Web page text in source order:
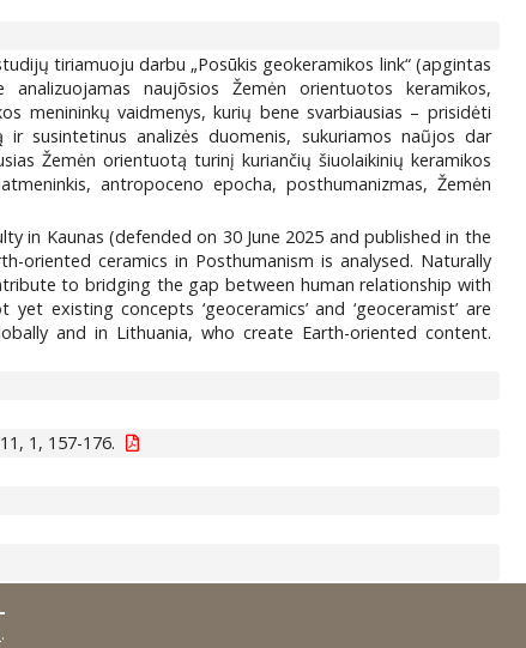
tiriamuoju darbu „Posūkis geokeramikos link“ (apgintas
naujõsios Žemėn orientuotos keramikos,
menininkų vaidmenys, kurių bene svarbiausias – prisidėti
susintetinus analizės duomenis, sukuriamos naũjos dar
Žemėn orientuotą turinį kuriančių šiuolaikinių keramikos
antropoceno epocha, posthumanizmas, Žemėn
in Kaunas (defended on 30 June 2025 and published in the
oriented ceramics in Posthumanism is analysed. Naturally
to bridging the gap between human relationship with
existing concepts ‘geoceramics’ and ‘geoceramist’ are
and in Lithuania, who create Earth-oriented content.
1, 157-176.
.